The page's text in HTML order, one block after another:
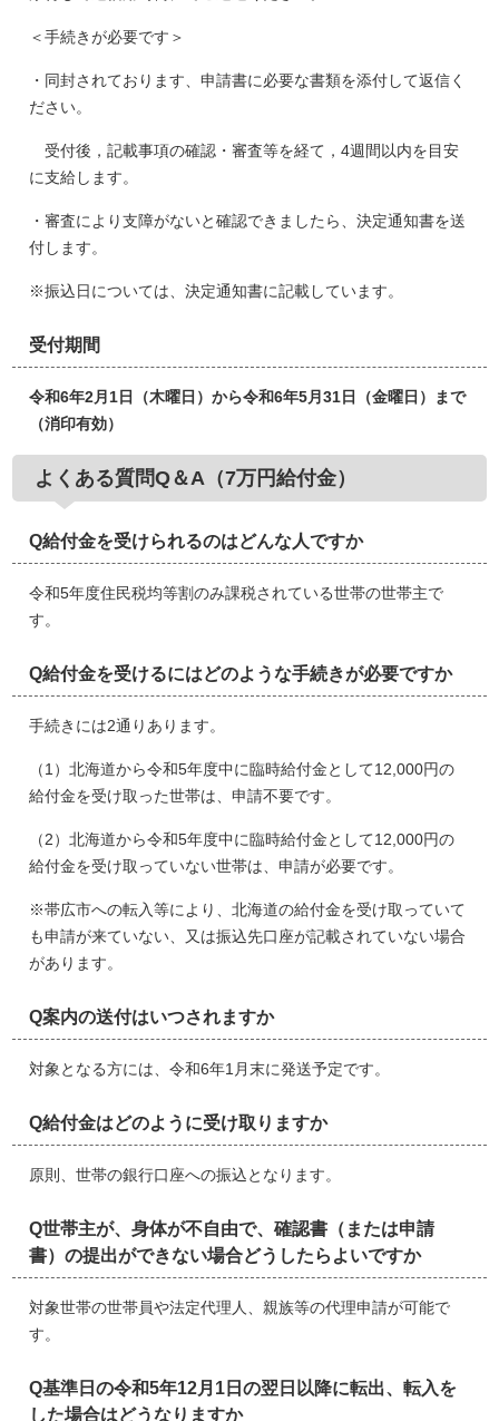
＜手続きが必要です＞
・同封されております、申請書に必要な書類を添付して返信く
ださい。
受付後，記載事項の確認・審査等を経て，4週間以内を目安
に支給します。
・審査により支障がないと確認できましたら、決定通知書を送
付します。
※振込日については、決定通知書に記載しています。
受付期間
令和6年2月1日（木曜日）から令和6年5月31日（金曜日）まで
（消印有効）
よくある質問Q＆A（7万円給付金）
Q給付金を受けられるのはどんな人ですか
令和5年度住民税均等割のみ課税されている世帯の世帯主で
す。
Q給付金を受けるにはどのような手続きが必要ですか
手続きには2通りあります。
（1）北海道から令和5年度中に臨時給付金として12,000円の
給付金を受け取った世帯は、申請不要です。
（2）北海道から令和5年度中に臨時給付金として12,000円の
給付金を受け取っていない世帯は、申請が必要です。
※帯広市への転入等により、北海道の給付金を受け取っていて
も申請が来ていない、又は振込先口座が記載されていない場合
があります。
Q案内の送付はいつされますか
対象となる方には、令和6年1月末に発送予定です。
Q給付金はどのように受け取りますか
原則、世帯の銀行口座への振込となります。
Q世帯主が、身体が不自由で、確認書（または申請
書）の提出ができない場合どうしたらよいですか
対象世帯の世帯員や法定代理人、親族等の代理申請が可能で
す。
Q基準日の令和5年12月1日の翌日以降に転出、転入を
した場合はどうなりますか